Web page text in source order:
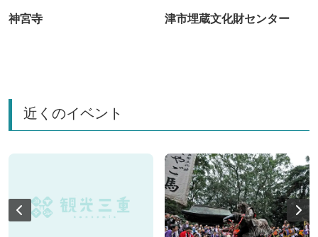
神宮寺 津市埋蔵文化財センター
近くのイベント